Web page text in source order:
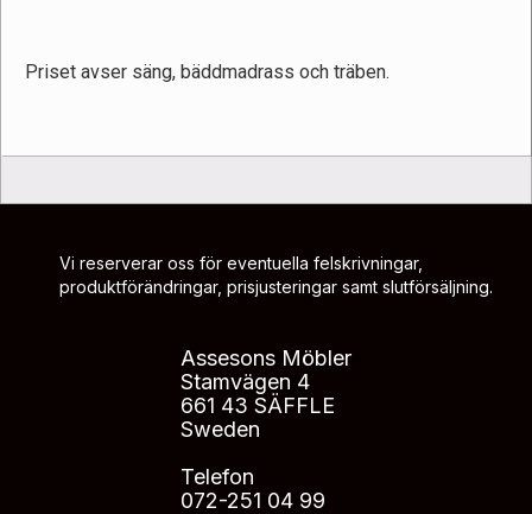
Priset avser säng, bäddmadrass och träben.
Vi reserverar oss för eventuella felskrivningar,
produktförändringar, prisjusteringar samt slutförsäljning.
Assesons Möbler
Stamvägen 4
661 43 SÄFFLE
Sweden
Telefon
072-251 04 99